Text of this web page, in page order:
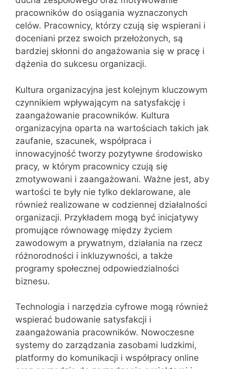
pracowników do osiągania wyznaczonych
celów. Pracownicy, którzy czują się wspierani i
doceniani przez swoich przełożonych, są
bardziej skłonni do angażowania się w pracę i
dążenia do sukcesu organizacji.
Kultura organizacyjna jest kolejnym kluczowym
czynnikiem wpływającym na satysfakcję i
zaangażowanie pracowników. Kultura
organizacyjna oparta na wartościach takich jak
zaufanie, szacunek, współpraca i
innowacyjność tworzy pozytywne środowisko
pracy, w którym pracownicy czują się
zmotywowani i zaangażowani. Ważne jest, aby
wartości te były nie tylko deklarowane, ale
również realizowane w codziennej działalności
organizacji. Przykładem mogą być inicjatywy
promujące równowagę między życiem
zawodowym a prywatnym, działania na rzecz
różnorodności i inkluzywności, a także
programy społecznej odpowiedzialności
biznesu.
Technologia i narzędzia cyfrowe mogą również
wspierać budowanie satysfakcji i
zaangażowania pracowników. Nowoczesne
systemy do zarządzania zasobami ludzkimi,
platformy do komunikacji i współpracy online